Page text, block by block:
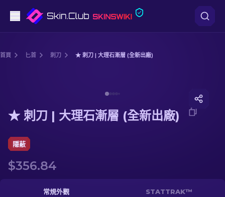
狙擊步槍
手套
武器箱
首頁 匕首 刺刀 ★ 刺刀 | 大理石漸層 (全新出廠)
★ 刺刀 | 大理石漸層 (全新出廠)
隱蔽
$356.84
常規外觀 STATTRAK™